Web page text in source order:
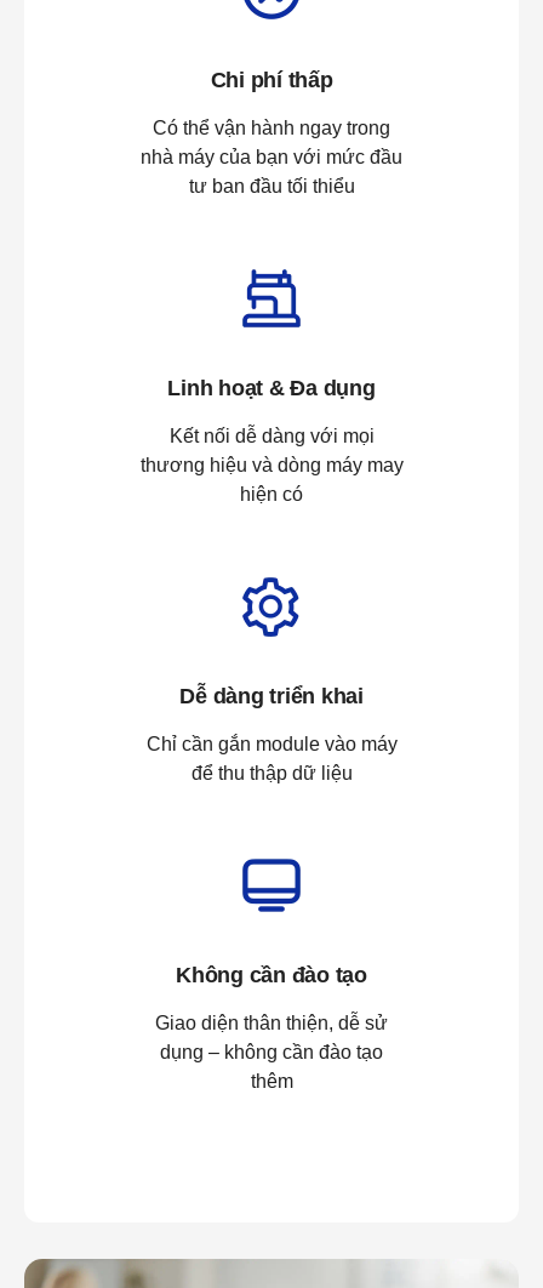
Chi phí thấp
Có thể vận hành ngay trong
nhà máy của bạn với mức đầu
tư ban đầu tối thiểu
Linh hoạt & Đa dụng
Kết nối dễ dàng với mọi
thương hiệu và dòng máy may
hiện có
Dễ dàng triển khai
Chỉ cần gắn module vào máy
để thu thập dữ liệu
Không cần đào tạo
Giao diện thân thiện, dễ sử
dụng – không cần đào tạo
thêm